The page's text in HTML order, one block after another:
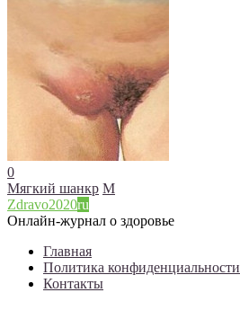
0
Мягкий шанкр М
Zdravo2020ru
Онлайн-журнал о здоровье
Главная
Политика конфиденциальности
Контакты